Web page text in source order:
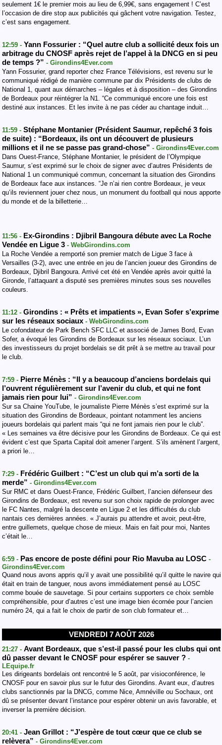
seulement 1€ le premier mois au lieu de 6,99€, sans engagement ! C’est
l’occasion de dire stop aux publicités qui gâchent votre navigation. Testez,
c’est sans engagement.
12:59 - Yann Fossurier : “Quel autre club a sollicité deux fois un
arbitrage du CNOSF après rejet de l’appel à la DNCG en si peu
de temps ?” - Girondins4Ever.com
Yann Fossurier, grand reporter chez France Télévisions, est revenu sur le
communiqué rédigé de manière commune par dix Présidents de clubs de
National 1, quant aux démarches – légales et à disposition – des Girondins
de Bordeaux pour réintégrer la N1. “Ce communiqué encore une fois est
destiné aux instances. Et les invite à ne pas céder au chantage induit…
11:59 - Stéphane Montanier (Président Saumur, repêché 3 fois
de suite) : “Bordeaux, ils ont un découvert de plusieurs
millions et il ne se passe pas grand-chose” - Girondins4Ever.com
Dans Ouest-France, Stéphane Montanier, le président de l’Olympique
Saumur, s’est exprimé sur le choix de signer avec d’autres Présidents de
National 1 un communiqué commun, concernant la situation des Girondins
de Bordeaux face aux instances. “Je n’ai rien contre Bordeaux, je veux
qu’ils reviennent jouer chez nous, un monument du football qui nous apporte
du monde et de la billetterie…
11:56 - Ex-Girondins : Djibril Bangoura débute avec La Roche
Vendée en Ligue 3 - WebGirondins.com
La Roche Vendée a remporté son premier match de Ligue 3 face à
Versailles (3-2), avec une entrée en jeu de l’ancien joueur des Girondins de
Bordeaux, Djibril Bangoura. Arrivé cet été en Vendée après avoir quitté la
Gironde, l’attaquant a disputé ses premières minutes sous ses nouvelles
couleurs.
11:12 - Girondins : « Prêts et impatients », Evan Sofer s’exprime
sur les réseaux sociaux - WebGirondins.com
Le cofondateur de Park Bench SFC LLC et associé de James Bord, Evan
Sofer, a évoqué les Girondins de Bordeaux sur les réseaux sociaux. L’un
des investisseurs du projet bordelais se dit prêt à se mettre au travail pour
le club.
7:59 - Pierre Ménès : “Il y a beaucoup d’anciens bordelais qui
l’ouvrent régulièrement sur l’avenir du club, et qui ne font
jamais rien pour lui” - Girondins4Ever.com
Sur sa Chaine YouTube, le journaliste Pierre Ménès s’est exprimé sur la
situation des Girondins de Bordeaux, pointant notamment les anciens
joueurs bordelais qui parlent mais “qui ne font jamais rien pour le club”.
« Les semaines va être décisive pour les Girondins de Bordeaux. Ce qui est
évident c’est que Sparta Capital doit amener l’argent. S’ils amènent l’argent,
a priori le…
7:29 - Frédéric Guilbert : “C’est un club qui m’a sorti de la
merde” - Girondins4Ever.com
Sur RMC et dans Ouest-France, Frédéric Guilbert, l’ancien défenseur des
Girondins de Bordeaux, est revenu sur son choix rapide de prolonger avec
le FC Nantes, malgré la descente en Ligue 2 et les difficultés du club
nantais ces dernières années. « J’aurais pu attendre et avoir, peut-être,
entre guillemets, quelque chose de mieux. Mais en fait pour moi, Nantes
c’était le…
6:59 - Pas encore de poste défini pour Rio Mavuba au LOSC -
Girondins4Ever.com
Quand nous avons appris qu’il y avait une possibilité qu’il quitte le navire qui
était en train de tanguer, nous avons immédiatement pensé au LOSC
comme bouée de sauvetage. Si pour certains supporters ce choix semble
compréhensible, pour d’autres c’est une image bien écornée pour l’ancien
numéro 24, qui a fait le choix de partir de son club formateur et…
VENDREDI 7 AOÛT 2026
21:27 - Avant Bordeaux, que s’est-il passé pour les clubs qui ont
dû passer devant le CNOSF pour espérer se sauver ? -
LEquipe.fr
Les dirigeants bordelais ont rencontré le 5 août, par visioconférence, le
CNOSF pour en savoir plus sur le futur des Girondins. Avant eux, d’autres
clubs sanctionnés par la DNCG, comme Nice, Amnéville ou Sochaux, ont
dû se présenter devant l’instance pour espérer obtenir un avis favorable, et
inverser la première décision.
20:41 - Jean Grillot : “J’espère de tout cœur que ce club se
relèvera” - Girondins4Ever.com